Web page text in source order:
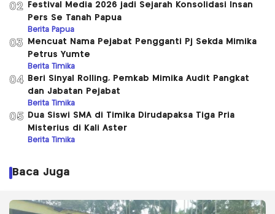
02
Festival Media 2026 jadi Sejarah Konsolidasi Insan
Pers Se Tanah Papua
Berita Papua
03
Mencuat Nama Pejabat Pengganti Pj Sekda Mimika
Petrus Yumte
Berita Timika
04
Beri Sinyal Rolling, Pemkab Mimika Audit Pangkat
dan Jabatan Pejabat
Berita Timika
05
Dua Siswi SMA di Timika Dirudapaksa Tiga Pria
Misterius di Kali Aster
Berita Timika
Baca Juga